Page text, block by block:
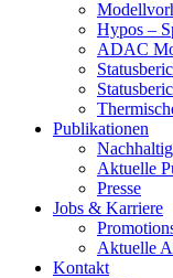
Hypos –
ADAC
Publikationen
Aktuelle
Presse
Jobs & Karriere
Aktuelle
Kontakt